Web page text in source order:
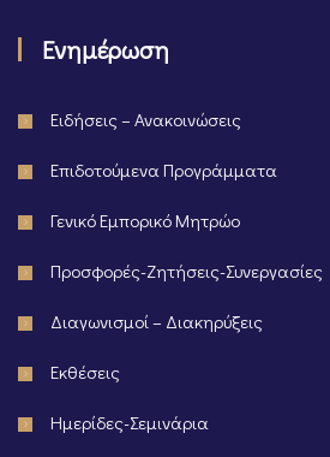
Ενημέρωση
Ειδήσεις – Ανακοινώσεις
Επιδοτούμενα Προγράμματα
Γενικό Εμπορικό Μητρώο
Προσφορές-Ζητήσεις-Συνεργασίες
Διαγωνισμοί – Διακηρύξεις
Εκθέσεις
Ημερίδες-Σεμινάρια